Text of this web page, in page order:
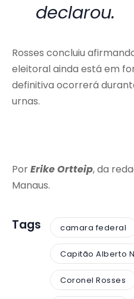
declarou.
Rosses concluiu
eleitoral ainda está em
definitiva ocorrerá
urnas.
PorErike Ortteip, da
Manaus.
Tags camara federal
Capitão Alberto
Coronel Rosses